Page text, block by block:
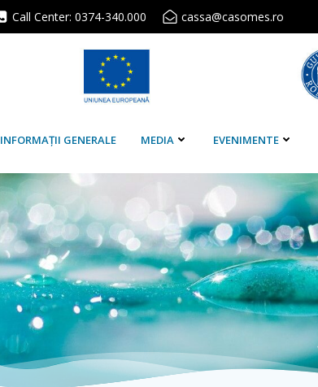
Call Center: 0374-340.000 cassa@casomes.ro
INFORMAȚII GENERALE MEDIA EVENIMENTE